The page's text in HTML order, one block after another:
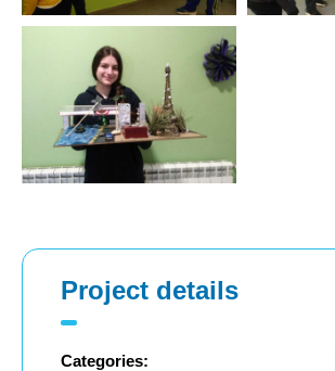
Project details
Categories: